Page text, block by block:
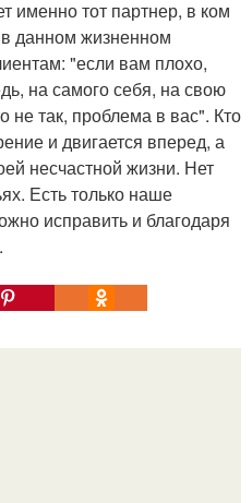
именно тот партнер, в ком
данном жизненном
"если вам плохо,
на самого себя, на свою
не так, проблема в вас". Кто
и двигается вперед, а
несчастной жизни. Нет
Есть только наше
исправить и благодаря